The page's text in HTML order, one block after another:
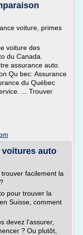
voiture, primes
voiture des
du Canada.
assurance auto.
Qu bec: Assurance
du Québec
... Trouver
voitures auto
facilement la
pour trouver la
Suisse, comment
devez l'assurer,
? Ou plutôt,